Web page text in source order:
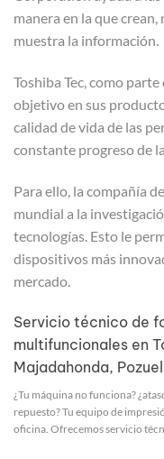
manera en la que
muestra la información.
Toshiba Tec, como
objetivo en sus
calidad de vida de las
constante progreso de
Para ello, la compañía
mundial a la
tecnologías. Esto le
dispositivos más
mercado.
Servicio técnico de
multifuncionales en
Majadahonda,
¿Tu máquina no funciona?
repuesto? Tu equipo de
oficina. Ofrecemos servicio